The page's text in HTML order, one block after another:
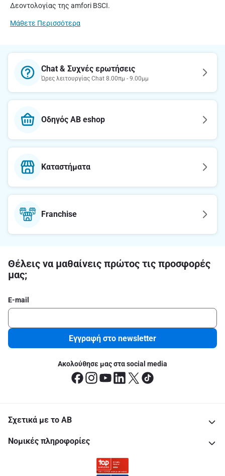
Δεοντολογίας της amfori BSCI.
Μάθετε Περισσότερα
Chat & Συχνές ερωτήσεις
Ώρες λειτουργίας Chat 8.00πμ - 9.00μμ
Οδηγός AB eshop
Καταστήματα
Franchise
Θέλεις να μαθαίνεις πρώτος τις προσφορές
μας;
E-mail
Εγγραφή στο newsletter
Ακολούθησε μας στα social media
Σχετικά με το ΑΒ
Νομικές πληροφορίες